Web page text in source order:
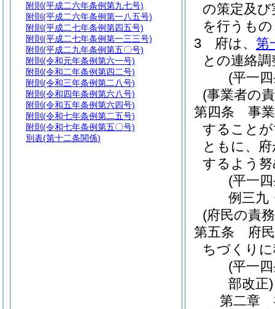
の策定及
を行うも
3
府は、 第
との連絡
(平一
(事業者の
第四条
事
すること
ともに、
するよう
(平一
例三九
(府民の責
第五条
府
ちづくり
(平一
部改正)
第二章
附則 (平成二六年条例第九七号)
附則 (平成二六年条例第一八五号)
附則 (平成二七年条例第四五号)
附則 (平成二七年条例第一三三号)
附則 (平成二九年条例第五〇号)
附則 (令和元年条例第六一号)
附則 (令和二年条例第四二号)
附則 (令和三年条例第二八号)
附則 (令和四年条例第六八号)
附則 (令和五年条例第六四号)
附則 (令和七年条例第二五号)
附則 (令和七年条例第五〇号)
別表(第十二条関係)